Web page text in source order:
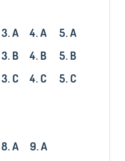
3. A
3. B
3. C
4. A
4. B
4. C
5. A
5. B
5. C
8. A
9. A